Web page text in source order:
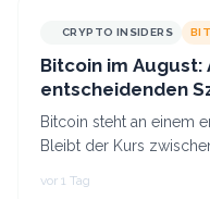
CRYPTO INSIDERS
Bitcoin im August:
entscheidenden
Bitcoin steht an einem
Bleibt der Kurs
gefangen oder kommt
vor 1 Tag